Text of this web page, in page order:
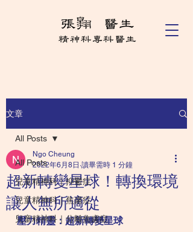
文章
All Posts
兒童精神科｜抑鬱症
兒童精神科｜焦慮症
兒童精神科｜分離焦慮症
All Posts
超新轉變星球！轉換環境
讓人無所適從
Ngo Cheung
2022年6月8日 讀畢需時 1 分鐘
壓力精靈：超新轉變星球